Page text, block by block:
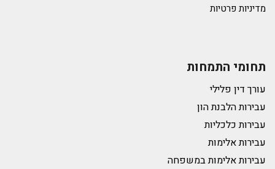
מדיניות פרטיות
תחומי התמחות
עורך דין פלילי
עבירות הלבנת הון
עבירות כלכליות
עבירות אלימות
עבירות אלימות במשפחה